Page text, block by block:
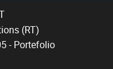
(RT)
- Portefolio